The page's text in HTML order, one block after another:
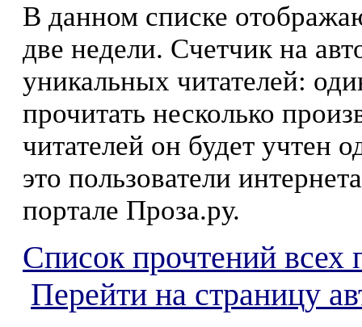
В данном списке
две недели. Счетчик на
уникальных читателей:
прочитать несколько
читателей он будет учтен
это пользователи
портале Проза.ру.
Список прочтений всех
Перейти на страницу